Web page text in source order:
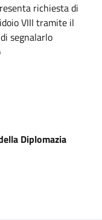
richiesta di
VIII tramite il
segnalarlo
Diplomazia